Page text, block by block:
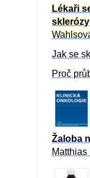
Lékaři
sklerózy
Jak se
Proč
Žaloba
Matthias